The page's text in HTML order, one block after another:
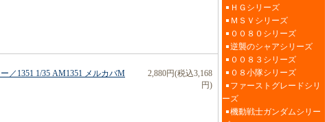
／1351 1/35 AM1351 メルカバM
2,880円(税込3,168
円)
ＨＧシリーズ
ＭＳＶシリーズ
００８０シリーズ
逆襲のシャアシリーズ
００８３シリーズ
０８小隊シリーズ
ファーストグレードシリ
ーズ
機動戦士ガンダムシリー